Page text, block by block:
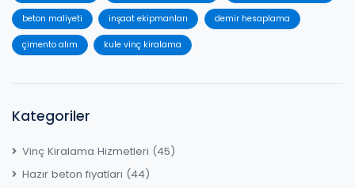
beton maliyeti inşaat ekipmanları demir hesaplama
çimento alım kule vinç kiralama
Kategoriler
Vinç Kiralama Hizmetleri (45)
Hazır beton fiyatları (44)